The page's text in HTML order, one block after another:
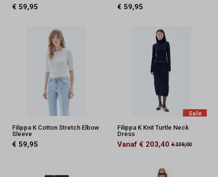
€ 59,95 € 59,95
Filippa K Cotton Stretch Elbow
Sleeve
€ 59,95
Sale
Filippa K Knit Turtle Neck
Dress
Vanaf € 203,40 € 339,00